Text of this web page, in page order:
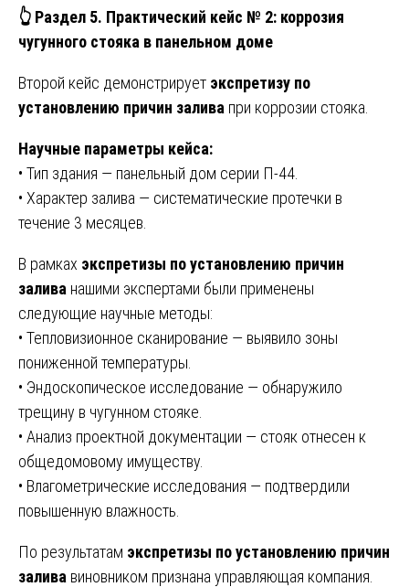
👆 Раздел 5. Практический кейс № 2: коррозия
чугунного стояка в панельном доме
Второй кейс демонстрирует экспретизу по
установлению причин залива при коррозии стояка.
Научные параметры кейса:
• Тип здания — панельный дом серии П-44.
• Характер залива — систематические протечки в
течение 3 месяцев.
В рамках экспретизы по установлению причин
залива нашими экспертами были применены
следующие научные методы:
• Тепловизионное сканирование — выявило зоны
пониженной температуры.
• Эндоскопическое исследование — обнаружило
трещину в чугунном стояке.
• Анализ проектной документации — стояк отнесен к
общедомовому имуществу.
• Влагометрические исследования — подтвердили
повышенную влажность.
По результатам экспретизы по установлению причин
залива виновником признана управляющая компания.